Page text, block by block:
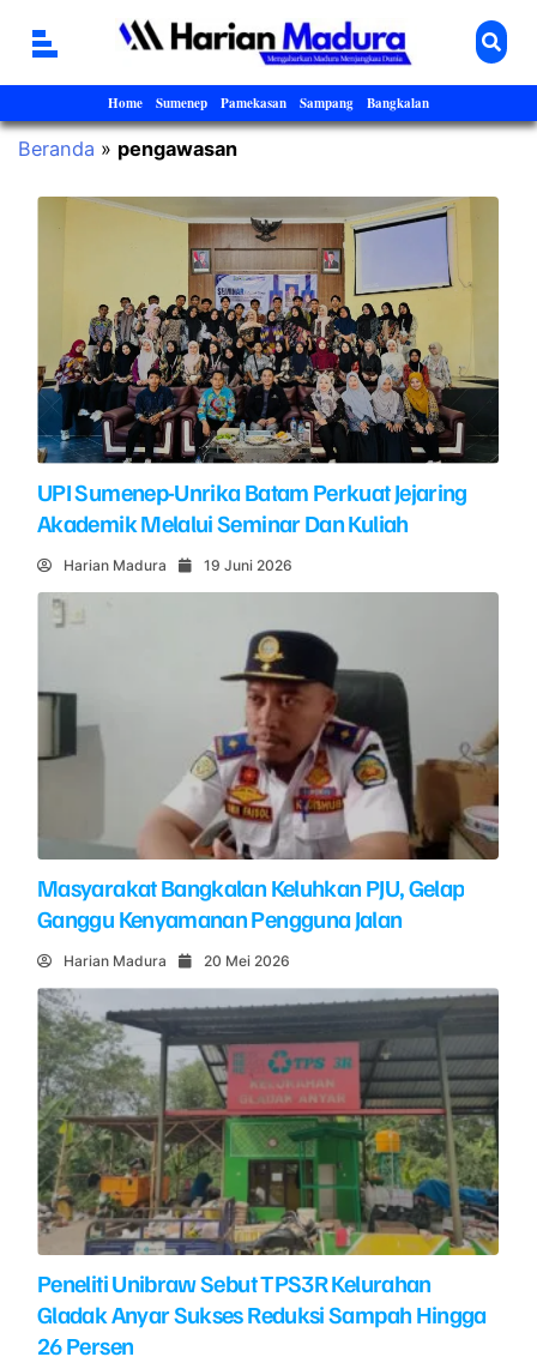
Home Sumenep Pamekasan Sampang Bangkalan
Beranda » pengawasan
UPI Sumenep-Unrika Batam Perkuat Jejaring
Akademik Melalui Seminar Dan Kuliah
Harian Madura 19 Juni 2026
Masyarakat Bangkalan Keluhkan PJU, Gelap
Ganggu Kenyamanan Pengguna Jalan
Harian Madura 20 Mei 2026
Peneliti Unibraw Sebut TPS3R Kelurahan
Gladak Anyar Sukses Reduksi Sampah Hingga
26 Persen